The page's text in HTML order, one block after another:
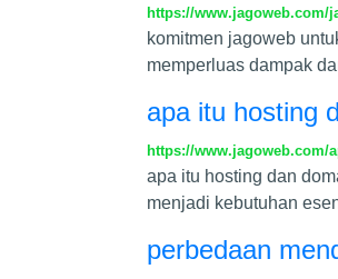
https://www.jagoweb.com/
komitmen jagoweb
memperluas dampak
apa itu hosting
https://www.jagoweb.com/
apa itu hosting dan
menjadi kebutuhan
perbedaan